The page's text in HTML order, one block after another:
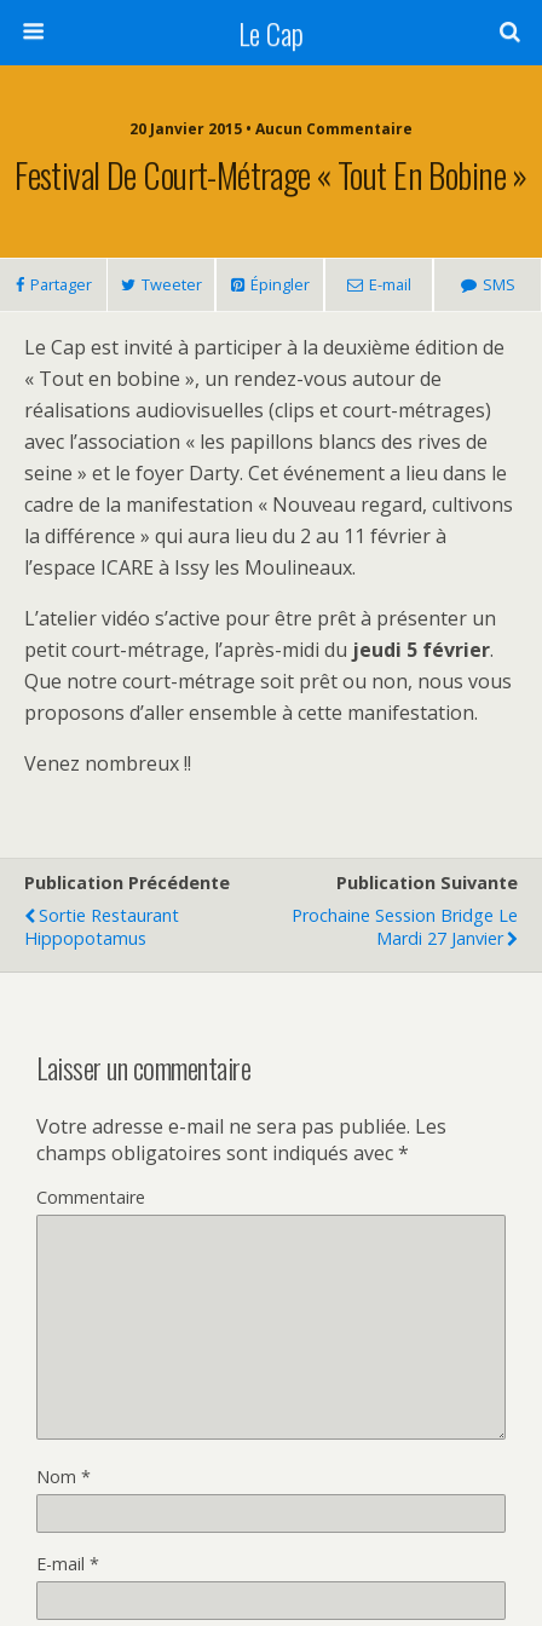
Le Cap
20 Janvier 2015 • Aucun Commentaire
Festival De Court-Métrage « Tout En Bobine »
Partager Tweeter Épingler E-mail SMS
Le Cap est invité à participer à la deuxième édition de
« Tout en bobine », un rendez-vous autour de
réalisations audiovisuelles (clips et court-métrages)
avec l’association « les papillons blancs des rives de
seine » et le foyer Darty. Cet événement a lieu dans le
cadre de la manifestation « Nouveau regard, cultivons
la différence » qui aura lieu du 2 au 11 février à
l’espace ICARE à Issy les Moulineaux.
L’atelier vidéo s’active pour être prêt à présenter un
petit court-métrage, l’après-midi du jeudi 5 février.
Que notre court-métrage soit prêt ou non, nous vous
proposons d’aller ensemble à cette manifestation.
Venez nombreux !!
Publication Précédente
Sortie Restaurant
Hippopotamus
Publication Suivante
Prochaine Session Bridge Le
Mardi 27 Janvier
Laisser un commentaire
Votre adresse e-mail ne sera pas publiée. Les
champs obligatoires sont indiqués avec*
Commentaire
Nom *
E-mail *